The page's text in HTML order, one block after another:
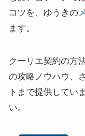
コツを、ゆうきの
ます。
クーリエ契約の方
の攻略ノウハウ、
トまで提供してい
い。